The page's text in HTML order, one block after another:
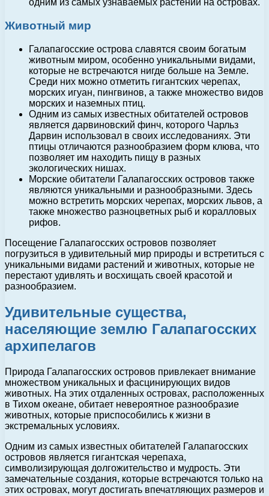
одним из самых узнаваемых растений на островах.
Животный мир
Галапагосские острова славятся своим богатым
животным миром, особенно уникальными видами,
которые не встречаются нигде больше на Земле.
Среди них можно отметить гигантских черепах,
морских игуан, пингвинов, а также множество видов
морских и наземных птиц.
Одним из самых известных обитателей островов
является дарвиновский финч, которого Чарльз
Дарвин использовал в своих исследованиях. Эти
птицы отличаются разнообразием форм клюва, что
позволяет им находить пищу в разных
экологических нишах.
Морские обитатели Галапагосских островов также
являются уникальными и разнообразными. Здесь
можно встретить морских черепах, морских львов, а
также множество разноцветных рыб и коралловых
рифов.
Посещение Галапагосских островов позволяет
погрузиться в удивительный мир природы и встретиться с
уникальными видами растений и животных, которые не
перестают удивлять и восхищать своей красотой и
разнообразием.
Удивительные существа,
населяющие землю Галапагосских
архипелагов
Природа Галапагосских островов привлекает внимание
множеством уникальных и фасцинирующих видов
животных. На этих отдаленных островах, расположенных
в Тихом океане, обитает невероятное разнообразие
животных, которые приспособились к жизни в
экстремальных условиях.
Одним из самых известных обитателей Галапагосских
островов является гигантская черепаха,
символизирующая долгожительство и мудрость. Эти
замечательные создания, которые встречаются только на
этих островах, могут достигать впечатляющих размеров и